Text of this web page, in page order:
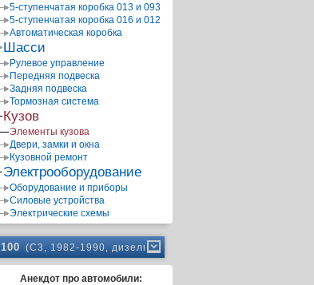
5-ступенчатая коробка 013 и 093
5-ступенчатая коробка 016 и 012
Автоматическая коробка
Шасси
Рулевое управление
Передняя подвеска
Задняя подвеска
Тормозная система
Кузов
Элементы кузова
Двери, замки и окна
Кузовной ремонт
Электрооборудование
Оборудование и приборы
Силовые устройства
Электрические схемы
100 (C3, 1982-1990, дизель)
Анекдот про автомобили: